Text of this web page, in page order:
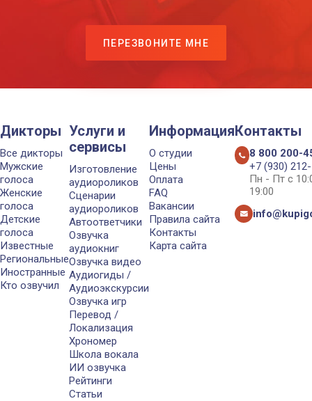
ПЕРЕЗВОНИТЕ МНЕ
Дикторы
Все дикторы
Мужские
голоса
Женские
голоса
Детские
голоса
Известные
Региональные
Иностранные
Кто озвучил
Услуги и
сервисы
Изготовление
аудиороликов
Сценарии
аудиороликов
Автоответчики
Озвучка
аудиокниг
Озвучка видео
Аудиогиды /
Аудиоэкскурсии
Озвучка игр
Перевод /
Локализация
Хрономер
Школа вокала
ИИ озвучка
Рейтинги
Статьи
Информация
О студии
Цены
Оплата
FAQ
Вакансии
Правила сайта
Контакты
Карта сайта
Контакты
8 800 200-
+7 (930)
Пн - Пт с
19:00